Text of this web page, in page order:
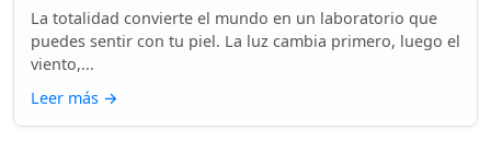
La totalidad convierte el mundo en un laboratorio que
puedes sentir con tu piel. La luz cambia primero, luego el
viento,...
Leer más →